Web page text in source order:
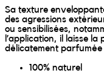
Sa texture
des agressions
ou sensibilisées,
l’application, il laisse
délicatement
100% naturel
Timo
Vizavi
Wally Plush Toys